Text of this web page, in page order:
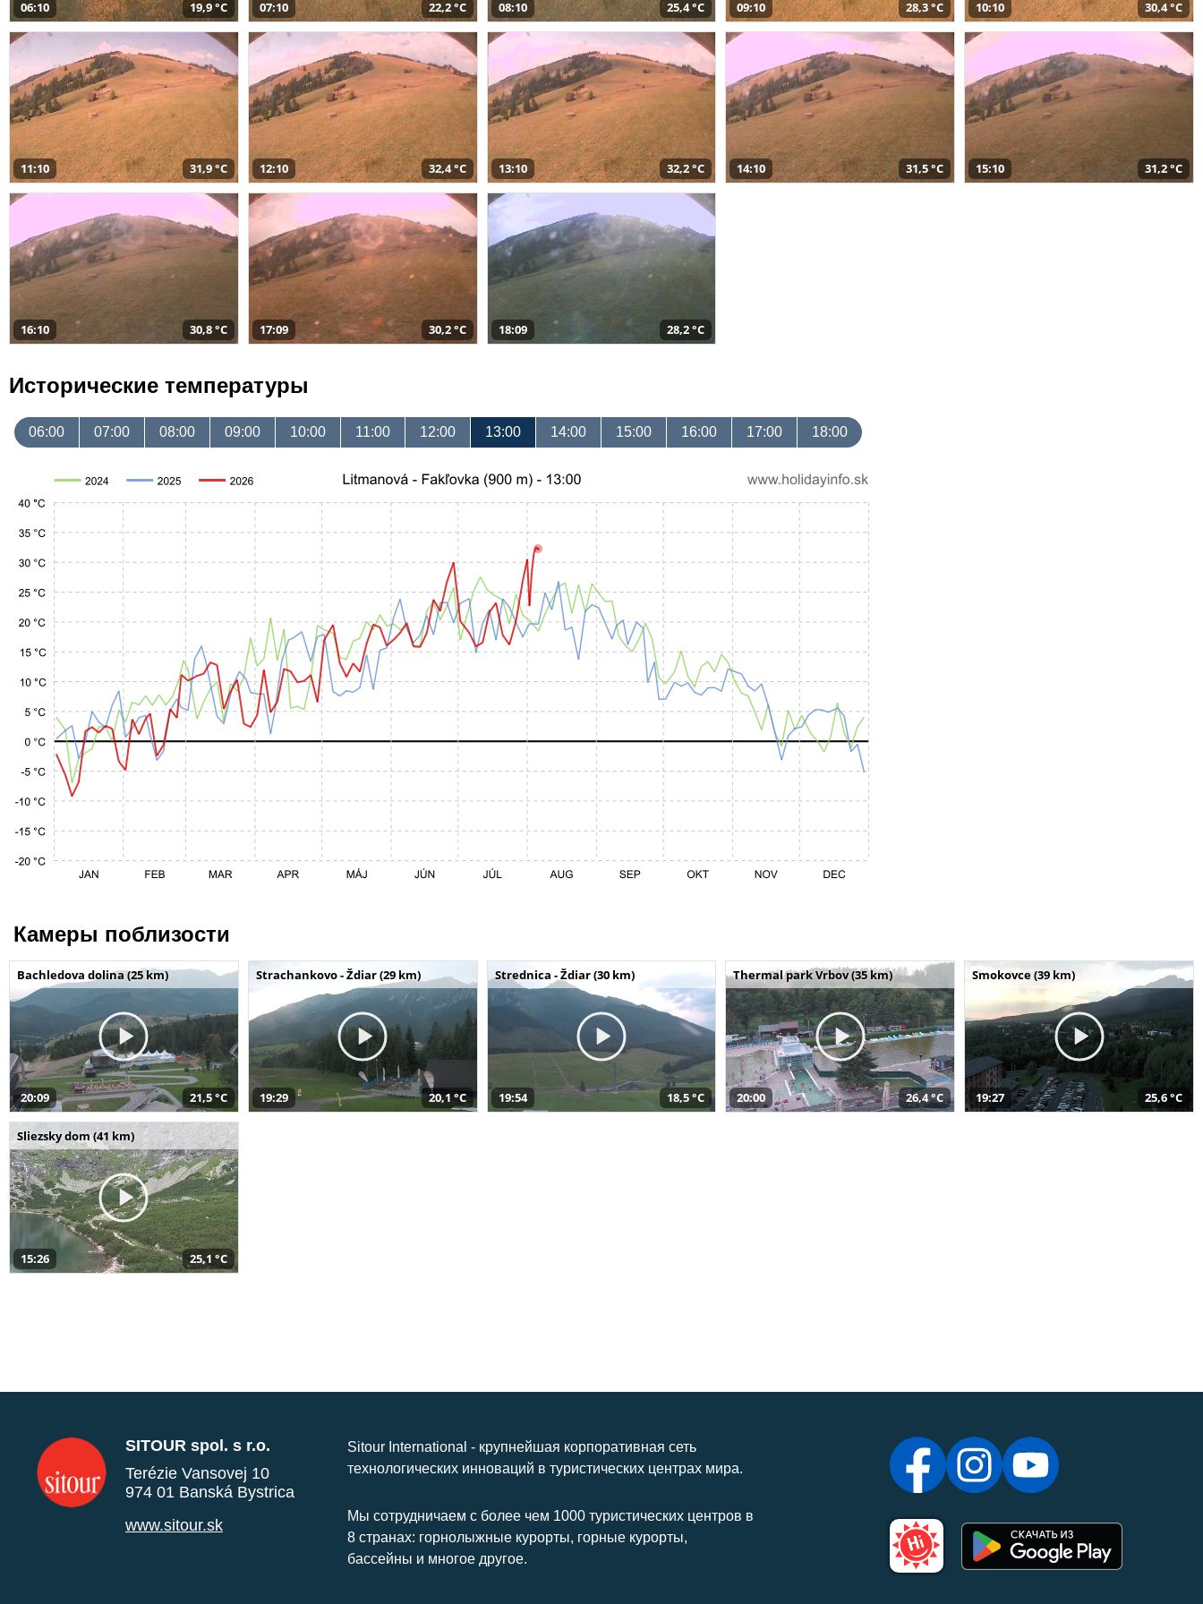
06:10 19,9 °C 07:10 22,2 °C 08:10 25,4 °C 09:10 28,3 °C 10:10 30,4 °C
11:10 31,9 °C 12:10 32,4 °C 13:10 32,2 °C 14:10 31,5 °C 15:10 31,2 °C
16:10 30,8 °C 17:09 30,2 °C 18:09 28,2 °C
Исторические температуры
06:00 07:00 08:00 09:00 10:00 11:00 12:00 13:00 14:00 15:00 16:00 17:00 18:00
Камеры поблизости
Bachledova dolina (25 km)
20:09 21,5 °C
Strachankovo - Ždiar (29 km)
19:29 20,1 °C
Strednica - Ždiar (30 km)
19:54 18,5 °C
Thermal park Vrbov (35 km)
20:00 26,4 °C
Smokovce (39 km)
19:27 25,6 °C
Sliezsky dom (41 km)
15:26 25,1 °C
SITOUR spol. s r.o.
Terézie Vansovej 10
974 01 Banská Bystrica
www.sitour.sk
Sitour International - крупнейшая корпоративная сеть
технологических инноваций в туристических центрах мира.
Мы сотрудничаем с более чем 1000 туристических центров в
8 странах: горнолыжные курорты, горные курорты,
бассейны и многое другое.